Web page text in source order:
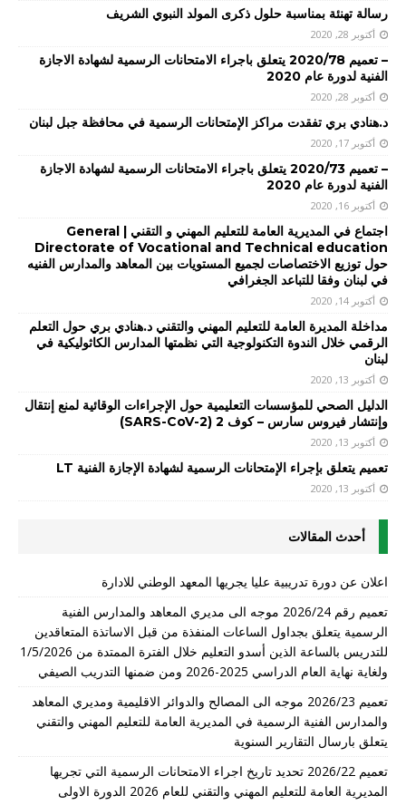
رسالة تهنئة بمناسبة حلول ذكرى المولد النبوي الشريف
أكتوبر 28, 2020
– تعميم 2020/78 يتعلق باجراء الامتحانات الرسمية لشهادة الاجازة
الفنية لدورة عام 2020
أكتوبر 28, 2020
د.هنادي بري تفقدت مراكز الإمتحانات الرسمية في محافظة جبل لبنان
أكتوبر 17, 2020
– تعميم 2020/73 يتعلق باجراء الامتحانات الرسمية لشهادة الاجازة
الفنية لدورة عام 2020
أكتوبر 16, 2020
اجتماع في المديرية العامة للتعليم المهني و التقني | General
Directorate of Vocational and Technical education
حول توزيع الاختصاصات لجميع المستويات بين المعاهد والمدارس الفنيه
في لبنان وفقا للتباعد الجغرافي
أكتوبر 14, 2020
مداخلة المديرة العامة للتعليم المهني والتقني د.هنادي بري حول التعلم
الرقمي خلال الندوة التكنولوجية التي نظمتها المدارس الكاثوليكية في
لبنان
أكتوبر 13, 2020
الدليل الصحي للمؤسسات التعليمية حول الإجراءات الوقائية لمنع إنتقال
وإنتشار فيروس سارس – كوف 2 (SARS-CoV-2)
أكتوبر 13, 2020
تعميم يتعلق بإجراء الإمتحانات الرسمية لشهادة الإجازة الفنية LT
أكتوبر 13, 2020
أحدث المقالات
اعلان عن دورة تدريبية عليا يجريها المعهد الوطني للادارة
تعميم رقم 2026/24 موجه الى مديري المعاهد والمدارس الفنية
الرسمية يتعلق بجداول الساعات المنفذة من قبل الاساتذة المتعاقدين
للتدريس بالساعة الذين أسدو التعليم خلال الفترة الممتدة من 1/5/2026
ولغاية نهاية العام الدراسي 2025-2026 ومن ضمنها التدريب الصيفي
تعميم 2026/23 موجه الى المصالح والدوائر الاقليمية ومديري المعاهد
والمدارس الفنية الرسمية في المديرية العامة للتعليم المهني والتقني
يتعلق بارسال التقارير السنوية
تعميم 2026/22 تحديد تاريخ اجراء الامتحانات الرسمية التي تجريها
المديرية العامة للتعليم المهني والتقني للعام 2026 الدورة الاولى